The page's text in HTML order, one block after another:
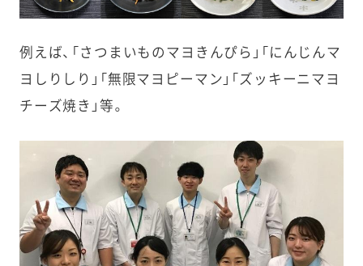
例えば、「さつまいものマヨきんぴら」「にんじんマ
ヨしりしり」「無限マヨピーマン」「ズッキーニマヨ
チーズ焼き」等。